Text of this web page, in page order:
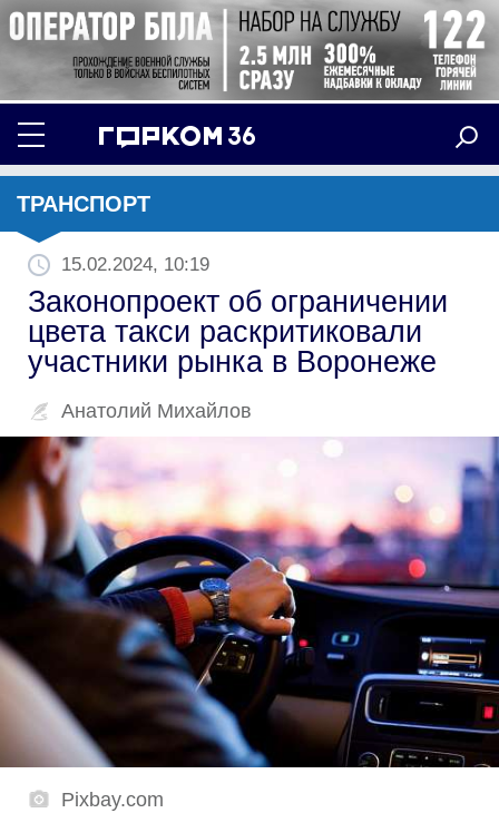
ТРАНСПОРТ
15.02.2024, 10:19
Законопроект об ограничении
цвета такси раскритиковали
участники рынка в Воронеже
Анатолий Михайлов
Pixbay.com